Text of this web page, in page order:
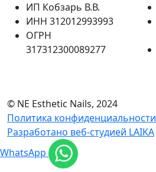
ИП Кобзарь В.В.
ИНН 312012993993
ОГРН
317312300089277
© NE Esthetic Nails, 2024
Политика конфиденциальности
Разработано веб-студией LAIKA
WhatsApp